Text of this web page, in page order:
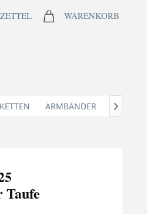
WARENKORB
KETTEN ARMBÄNDER 
Taufe